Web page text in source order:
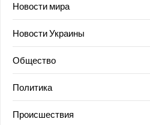
Новости мира
Новости Украины
Общество
Политика
Происшествия